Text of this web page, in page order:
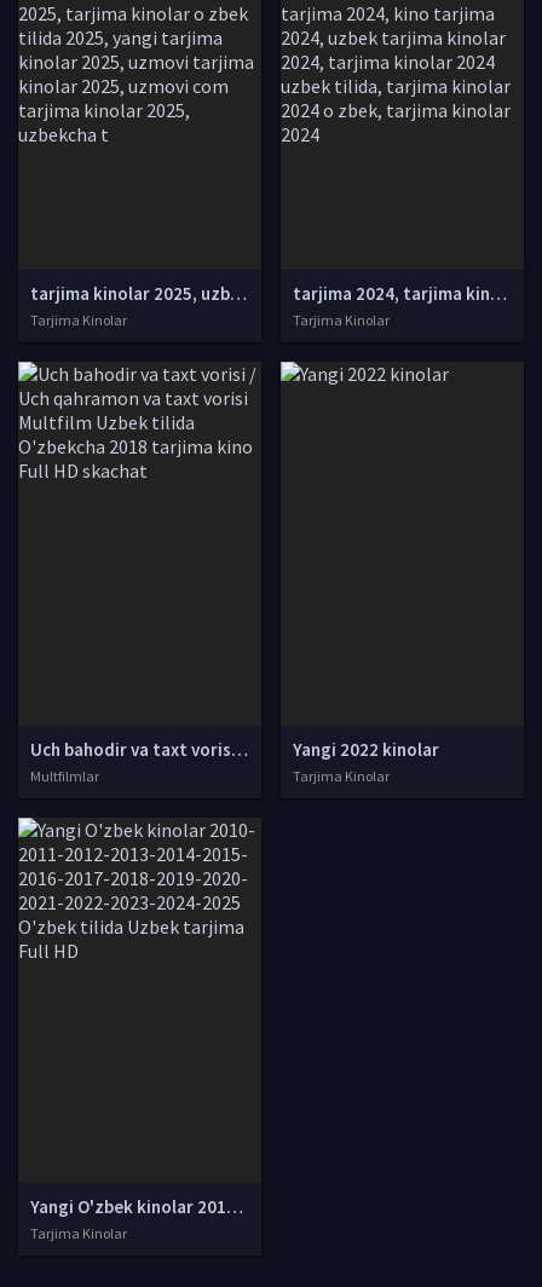
tarjima kinolar 2025, uzbek tarjima kinolar 2025, tarjima kinolar uzbek tilida 2025, tarjima kinolar o zbek 2025, tarjima kinolar o zbek tilida 2025, yangi tarjima kinolar 2025, uzmovi tarjima kinolar 2025, uzmovi com tarjima kinolar 2025, uzbekcha t
Tarjima Kinolar
tarjima 2024, tarjima kinolar 2024, uzbek tarjima 2024, tarjima kinolar tilida tilida 2024, uzbek tilida tarjima 2024, kino tarjima 2024, uzbek tarjima kinolar 2024, tarjima kinolar 2024 uzbek tilida, tarjima kinolar 2024 o zbek, tarjima kinolar 2024
Tarjima Kinolar
Uch bahodir va taxt vorisi / Uch qahramon va taxt vorisi Multfilm Uzbek tilida O'zbekcha 2018 tarjima kino Full HD skachat
Multfilmlar
Yangi 2022 kinolar
Tarjima Kinolar
Yangi O'zbek kinolar 2010-2011-2012-2013-2014-2015-2016-2017-2018-2019-2020-2021-2022-2023-2024-2025 O'zbek tilida Uzbek tarjima Full HD
Tarjima Kinolar